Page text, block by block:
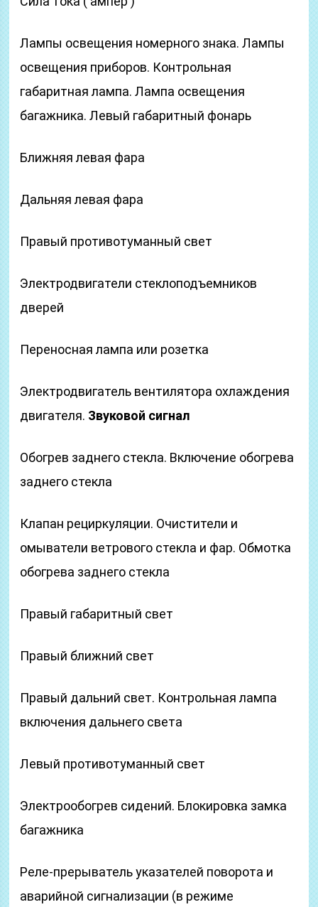
Лампы освещения номерного знака. Лампы
освещения приборов. Контрольная
габаритная лампа. Лампа освещения
багажника. Левый габаритный фонарь
Ближняя левая фара
Дальняя левая фара
Правый противотуманный свет
Электродвигатели стеклоподъемников
дверей
Переносная лампа или розетка
Электродвигатель вентилятора охлаждения
двигателя. Звуковой сигнал
Обогрев заднего стекла. Включение обогрева
заднего стекла
Клапан рециркуляции. Очистители и
омыватели ветрового стекла и фар. Обмотка
обогрева заднего стекла
Правый габаритный свет
Правый ближний свет
Правый дальний свет. Контрольная лампа
включения дальнего света
Левый противотуманный свет
Электрообогрев сидений. Блокировка замка
багажника
Реле-прерыватель указателей поворота и
аварийной сигнализации (в режиме